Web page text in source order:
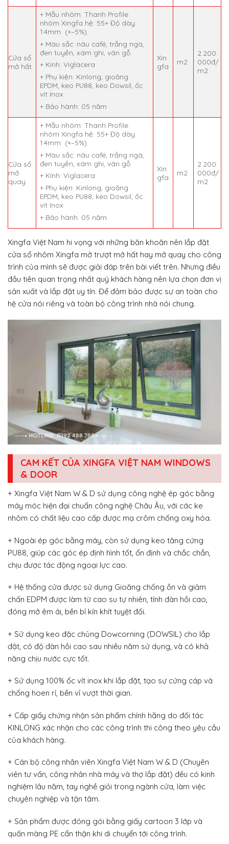
Cửa sổ
mở hất
+ Mẫu nhôm: Thanh Profile
nhôm Xingfa hệ: 55+ Độ dày:
1.4mm (+–5%).
+ Màu sắc: nâu café, trắng ngà,
đen tuyền, xám ghi, vân gỗ.
+ Kính: Viglacera
+ Phụ kiện: Kinlong, gioăng
EPDM, keo PU88, keo Dowsil, ốc
vít Inox
+ Bảo hành: 05 năm
Xin
gfa
m2
2.200.
000đ/
m2
Cửa sổ
mở
quay
+ Mẫu nhôm: Thanh Profile
nhôm Xingfa hệ: 55+ Độ dày:
1.4mm (+–5%).
+ Màu sắc: nâu café, trắng ngà,
đen tuyền, xám ghi, vân gỗ.
+ Kính: Viglacera
+ Phụ kiện: Kinlong, gioăng
EPDM, keo PU88, keo Dowsil, ốc
vít Inox
+ Bảo hành: 05 năm
Xin
gfa
m2
2.200.
000đ/
m2
Xingfa Việt Nam hi vọng với những băn khoăn nên lắp đặt
cửa sổ nhôm Xingfa mở trượt mở hất hay mở quay cho công
trình của mình sẽ được giải đáp trên bài viết trên. Nhưng điều
đầu tiên quan trọng nhất quý khách hàng nên lựa chọn đơn vị
sản xuất và lắp đặt uy tín. Để đảm bảo được sự an toàn cho
hệ cửa nói riêng và toàn bộ công trình nhà nói chung.
CAM KẾT CỦA XINGFA VIỆT NAM WINDOWS
& DOOR
+ Xingfa Việt Nam W & D sử dụng công nghệ ép góc bằng
máy móc hiện đại chuẩn công nghệ Châu Âu, với các ke
nhôm có chất liệu cao cấp được mạ crôm chống oxy hóa.
+ Ngoài ép góc bằng máy, còn sử dụng keo tăng cứng
PU88, giúp các góc ép định hình tốt, ổn định và chắc chắn,
chịu được tác động ngoại lực cao.
+ Hệ thống cửa được sử dụng Gioăng chống ồn và giảm
chấn EDPM được làm từ cao su tự nhiên, tính đàn hồi cao,
đóng mở êm ái, bền bỉ kín khít tuyệt đối.
+ Sử dụng keo đặc chủng Dowcorning (DOWSIL) cho lắp
đặt, có độ đàn hồi cao sau nhiều năm sử dụng, và có khả
năng chịu nước cực tốt.
+ Sử dụng 100% ốc vít inox khi lắp đặt, tạo sự cứng cáp và
chống hoen rỉ, bền vỉ vượt thời gian.
+ Cấp giấy chứng nhận sản phẩm chính hãng do đối tác
KINLONG xác nhận cho các công trình thi công theo yêu cầu
của khách hàng.
+ Cán bộ công nhân viên Xingfa Việt Nam W & D (Chuyên
viên tư vấn, công nhân nhà máy và thợ lắp đặt) đều có kinh
nghiệm lâu năm, tay nghề giỏi trong ngành cửa, làm việc
chuyên nghiệp và tận tâm.
+ Sản phẩm được đóng gói bằng giấy cartoon 3 lớp và
quấn màng PE cẩn thận khi di chuyển tới công trình.